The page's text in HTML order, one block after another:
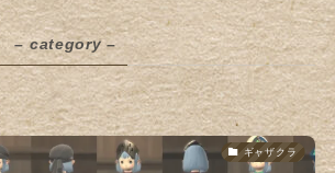
– category –
ギャザクラ